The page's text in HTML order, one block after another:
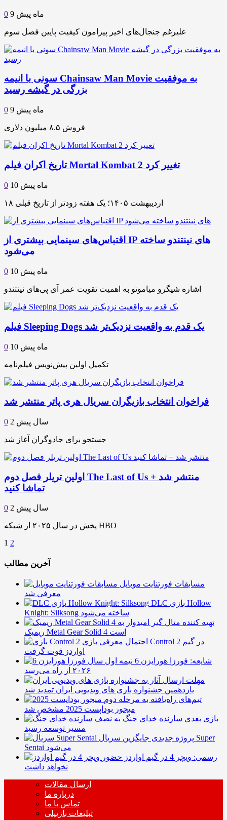
0 9 ماه پیش
علیرغم جنجال‌های اخیر پیرامون کیفیت پایین فصل سوم
سونی با انیمه Chainsaw Man Movie به موفقیت
بزرگی در گیشه رسید
0 9 ماه پیش
فروش ۸.۵ میلیون دلاری
تاریخ اکران فیلم Mortal Kombat 2 تغییر کرد
0 10 ماه پیش
۱۸ اردیبهشت ۱۴۰۵؛ یک هفته زودتر از تاریخ قبلی
اقتباس‌های سینمایی بیشتری از IP های نینتندو ساخته
می‌شود
0 10 ماه پیش
اشاره شیگرو میاموتو به اهمیت تقویت عمر آی پی‌های نینتندو
فیلم Sleeping Dogs یک قدم به واقعیت نزدیک‌تر شد
0 10 ماه پیش
تکمیل اولین پیش‌نویس فیلم‌نامه
فراخوان انتخاب بازیگران سریال هری پاتر منتشر شد
0 2 سال پیش
جستجو برای جادوگران آغاز شد
اولین تریلر فصل دوم The Last of Us منتشر شد +
تماشا کنید
0 2 سال پیش
پخش در سال ۲۰۲۵ از شبکه HBO
1 2
آخرین مطالب
مسابقات فورتنایت موبایل
معرفی شد
DLC بازی Hollow
Knight: Silksong ساخته می‌شود
تهیه کننده متال گیر امیدوار به
ریمیک Metal Gear Solid 4 است
احتمال معرفی بازی Control 2 در گیم
اواردز قوت گرفت
شایعه: فورزا هورایزن 6 نیمه اول سال
۲۰۲۶ از راه می‌رسد
مهلت ارسال آثار به
یازدهمین جشنواره بازی های ویدیویی ایران تمدید شد
تیم‌های راه‌یافته به مرحله دوم
میجور بوداپست 2025 مشخص شد
بازی بعدی سازنده خدای جنگ به نصف
مسیر توسعه رسید
پروژه جدیدی جایگزین سریال Super
Sentai می‌شود
رسمی: ویچر 4 در گیم اواردز حضور
نخواهد داشت
ارسال مقالات
درباره ما
تماس با ما
تبلیغات بازیپلی